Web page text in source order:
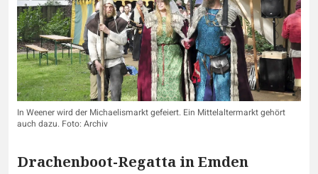
In Weener wird der Michaelismarkt gefeiert. Ein Mittelaltermarkt gehört
auch dazu. Foto: Archiv
Drachenboot-Regatta in Emden